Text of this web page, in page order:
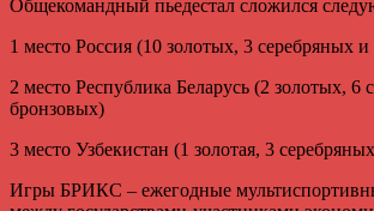
Общекомандный пьедестал сложился
1 место Россия (10 золотых, 3 серебряных и
2 место Республика Беларусь (2 золотых, 6
бронзовых)
3 место Узбекистан (1 золотая, 3
Игры БРИКС – ежегодные